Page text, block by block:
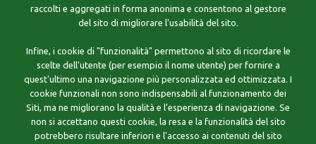
raccolti e aggregati in forma anonima e consentono al gestore
del sito di migliorare l'usabilità del sito.
Infine, i cookie di "funzionalità" permettono al sito di ricordare le
scelte dell'utente (per esempio il nome utente) per fornire a
quest'ultimo una navigazione più personalizzata ed ottimizzata. I
cookie funzionali non sono indispensabili al funzionamento dei
Siti, ma ne migliorano la qualità e l'esperienza di navigazione. Se
non si accettano questi cookie, la resa e la funzionalità del sito
potrebbero risultare inferiori e l'accesso ai contenuti del sito